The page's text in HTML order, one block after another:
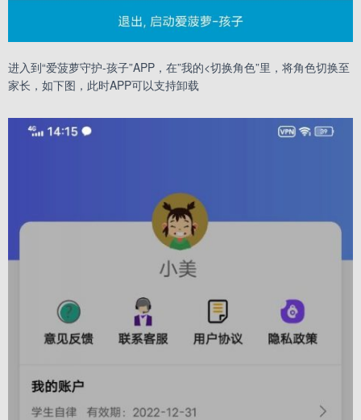
进入到“爱菠萝守护-孩子”APP，在”我的<切换角色”里，将角色切换至
家长，如下图，此时APP可以支持卸载